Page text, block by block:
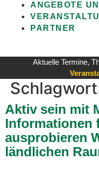
ANGEBOTE
PARTNER
Aktuelle Termine,
Aktiv sein mit
Informationen
ausprobieren
ländlichen